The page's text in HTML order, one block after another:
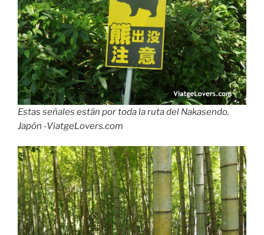
Estas señales están por toda la ruta del Nakasendo.
Japón -ViatgeLovers.com